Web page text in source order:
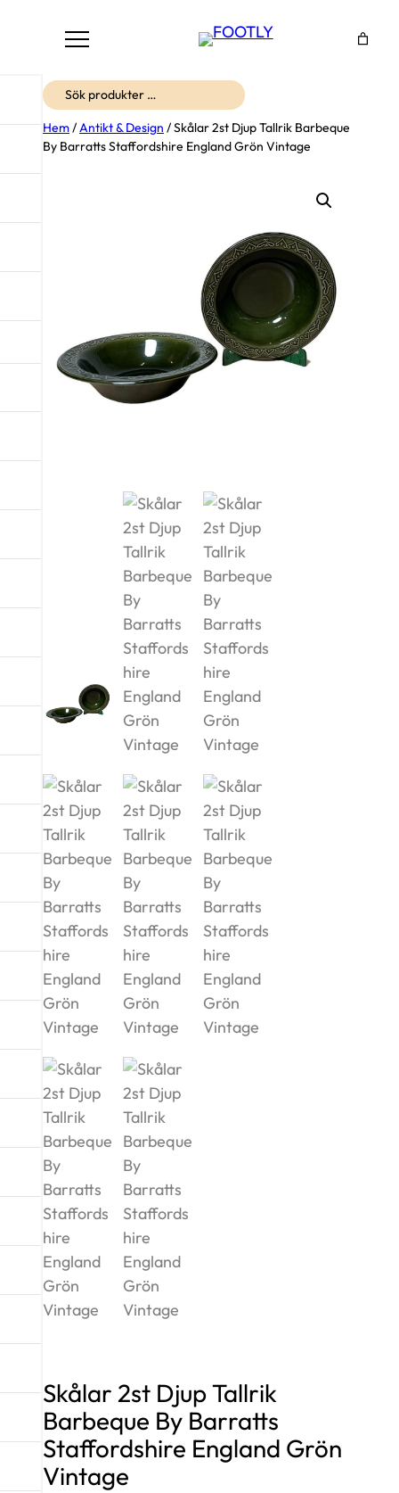
Sök
Hem / Antikt & Design / Skålar 2st Djup Tallrik Barbeque
By Barratts Staffordshire England Grön Vintage
Skålar 2st Djup Tallrik
Barbeque By Barratts
Staffordshire England Grön
Vintage